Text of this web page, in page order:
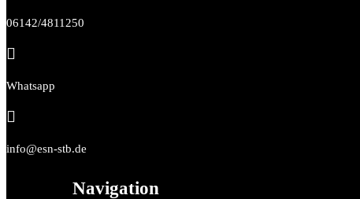
06142/4811250

Whatsapp

info@esn-stb.de
Navigation